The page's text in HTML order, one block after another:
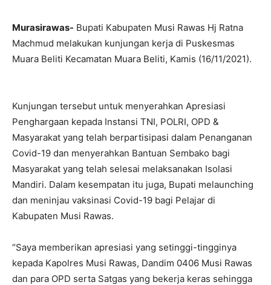
Murasirawas- Bupati Kabupaten Musi Rawas Hj Ratna
Machmud melakukan kunjungan kerja di Puskesmas
Muara Beliti Kecamatan Muara Beliti, Kamis (16/11/2021).
Kunjungan tersebut untuk menyerahkan Apresiasi
Penghargaan kepada Instansi TNI, POLRI, OPD &
Masyarakat yang telah berpartisipasi dalam Penanganan
Covid-19 dan menyerahkan Bantuan Sembako bagi
Masyarakat yang telah selesai melaksanakan Isolasi
Mandiri. Dalam kesempatan itu juga, Bupati melaunching
dan meninjau vaksinasi Covid-19 bagi Pelajar di
Kabupaten Musi Rawas.
“Saya memberikan apresiasi yang setinggi-tingginya
kepada Kapolres Musi Rawas, Dandim 0406 Musi Rawas
dan para OPD serta Satgas yang bekerja keras sehingga